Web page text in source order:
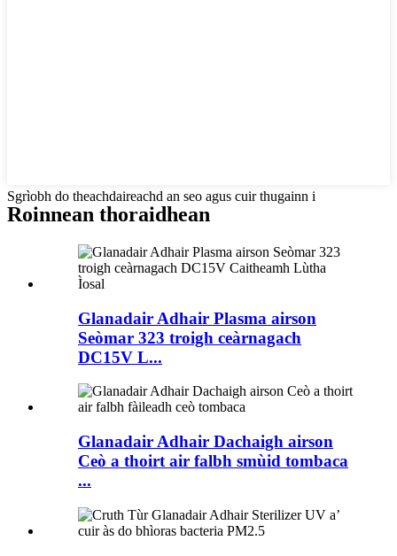
Sgrìobh do theachdaireachd an seo agus cuir thugainn i
Roinnean thoraidhean
Glanadair Adhair Plasma airson
Seòmar 323 troigh ceàrnagach
DC15V L...
Glanadair Adhair Dachaigh airson
Ceò a thoirt air falbh smùid tombaca
...